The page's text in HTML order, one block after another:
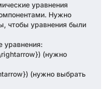
уравнения
Нужно
чтобы уравнения были
уравнения:
(нужно
(нужно выбрать